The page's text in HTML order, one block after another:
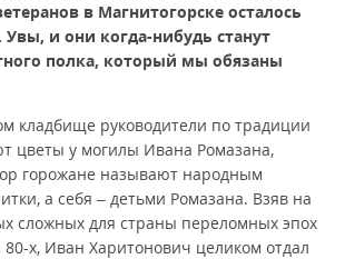
в Магнитогорске осталось
и они когда-нибудь станут
полка, который мы обязаны
кладбище руководители по традиции
цветы у могилы Ивана Ромазана,
горожане называют народным
а себя – детьми Ромазана. Взяв на
сложных для страны переломных эпох
х, Иван Харитонович целиком отдал